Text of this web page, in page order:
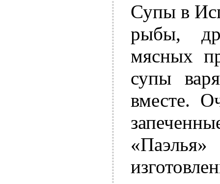
Супы в
рыбы,
мясных
супы
вместе.